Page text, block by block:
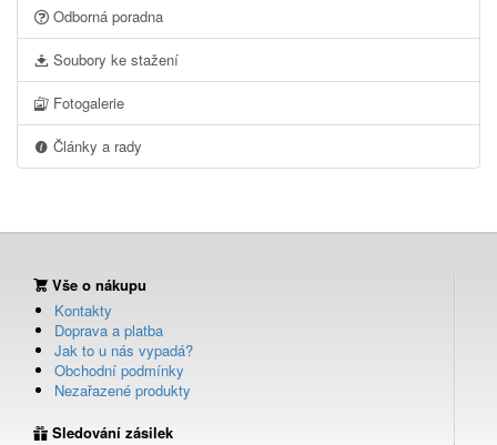
Odborná poradna
Soubory ke stažení
Fotogalerie
Články a rady
Vše o nákupu
Kontakty
Doprava a platba
Jak to u nás vypadá?
Obchodní podmínky
Nezařazené produkty
Sledování zásilek